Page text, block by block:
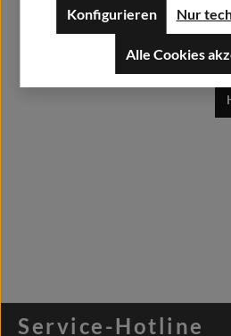
Service-Hotline
Nur
Konfigurieren
Alle Cookies